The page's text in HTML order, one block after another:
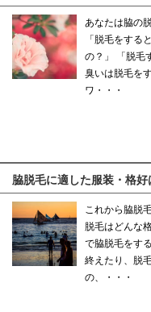
あなたは脇の
「脱毛をする
の？」 「脱毛
臭いは脱毛を
ワ・・・
脇脱毛に適した服装・格
これから脇脱
脱毛はどんな
で脇脱毛をす
終えたり、脱
の、・・・